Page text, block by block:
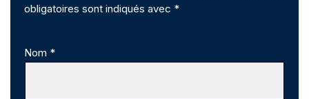
obligatoires sont indiqués avec *
Nom *